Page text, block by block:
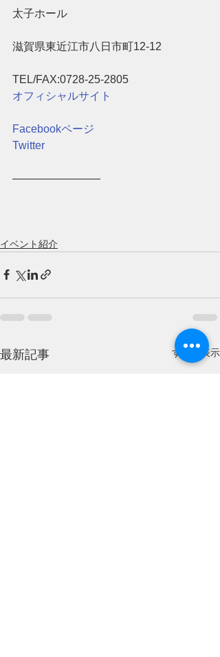
太子ホール
滋賀県東近江市八日市町12-12
TEL/FAX:0728-25-2805
オフィシャルサイト
Facebookページ
Twitter
――――――――
イベント紹介
最新記事 すべて表示